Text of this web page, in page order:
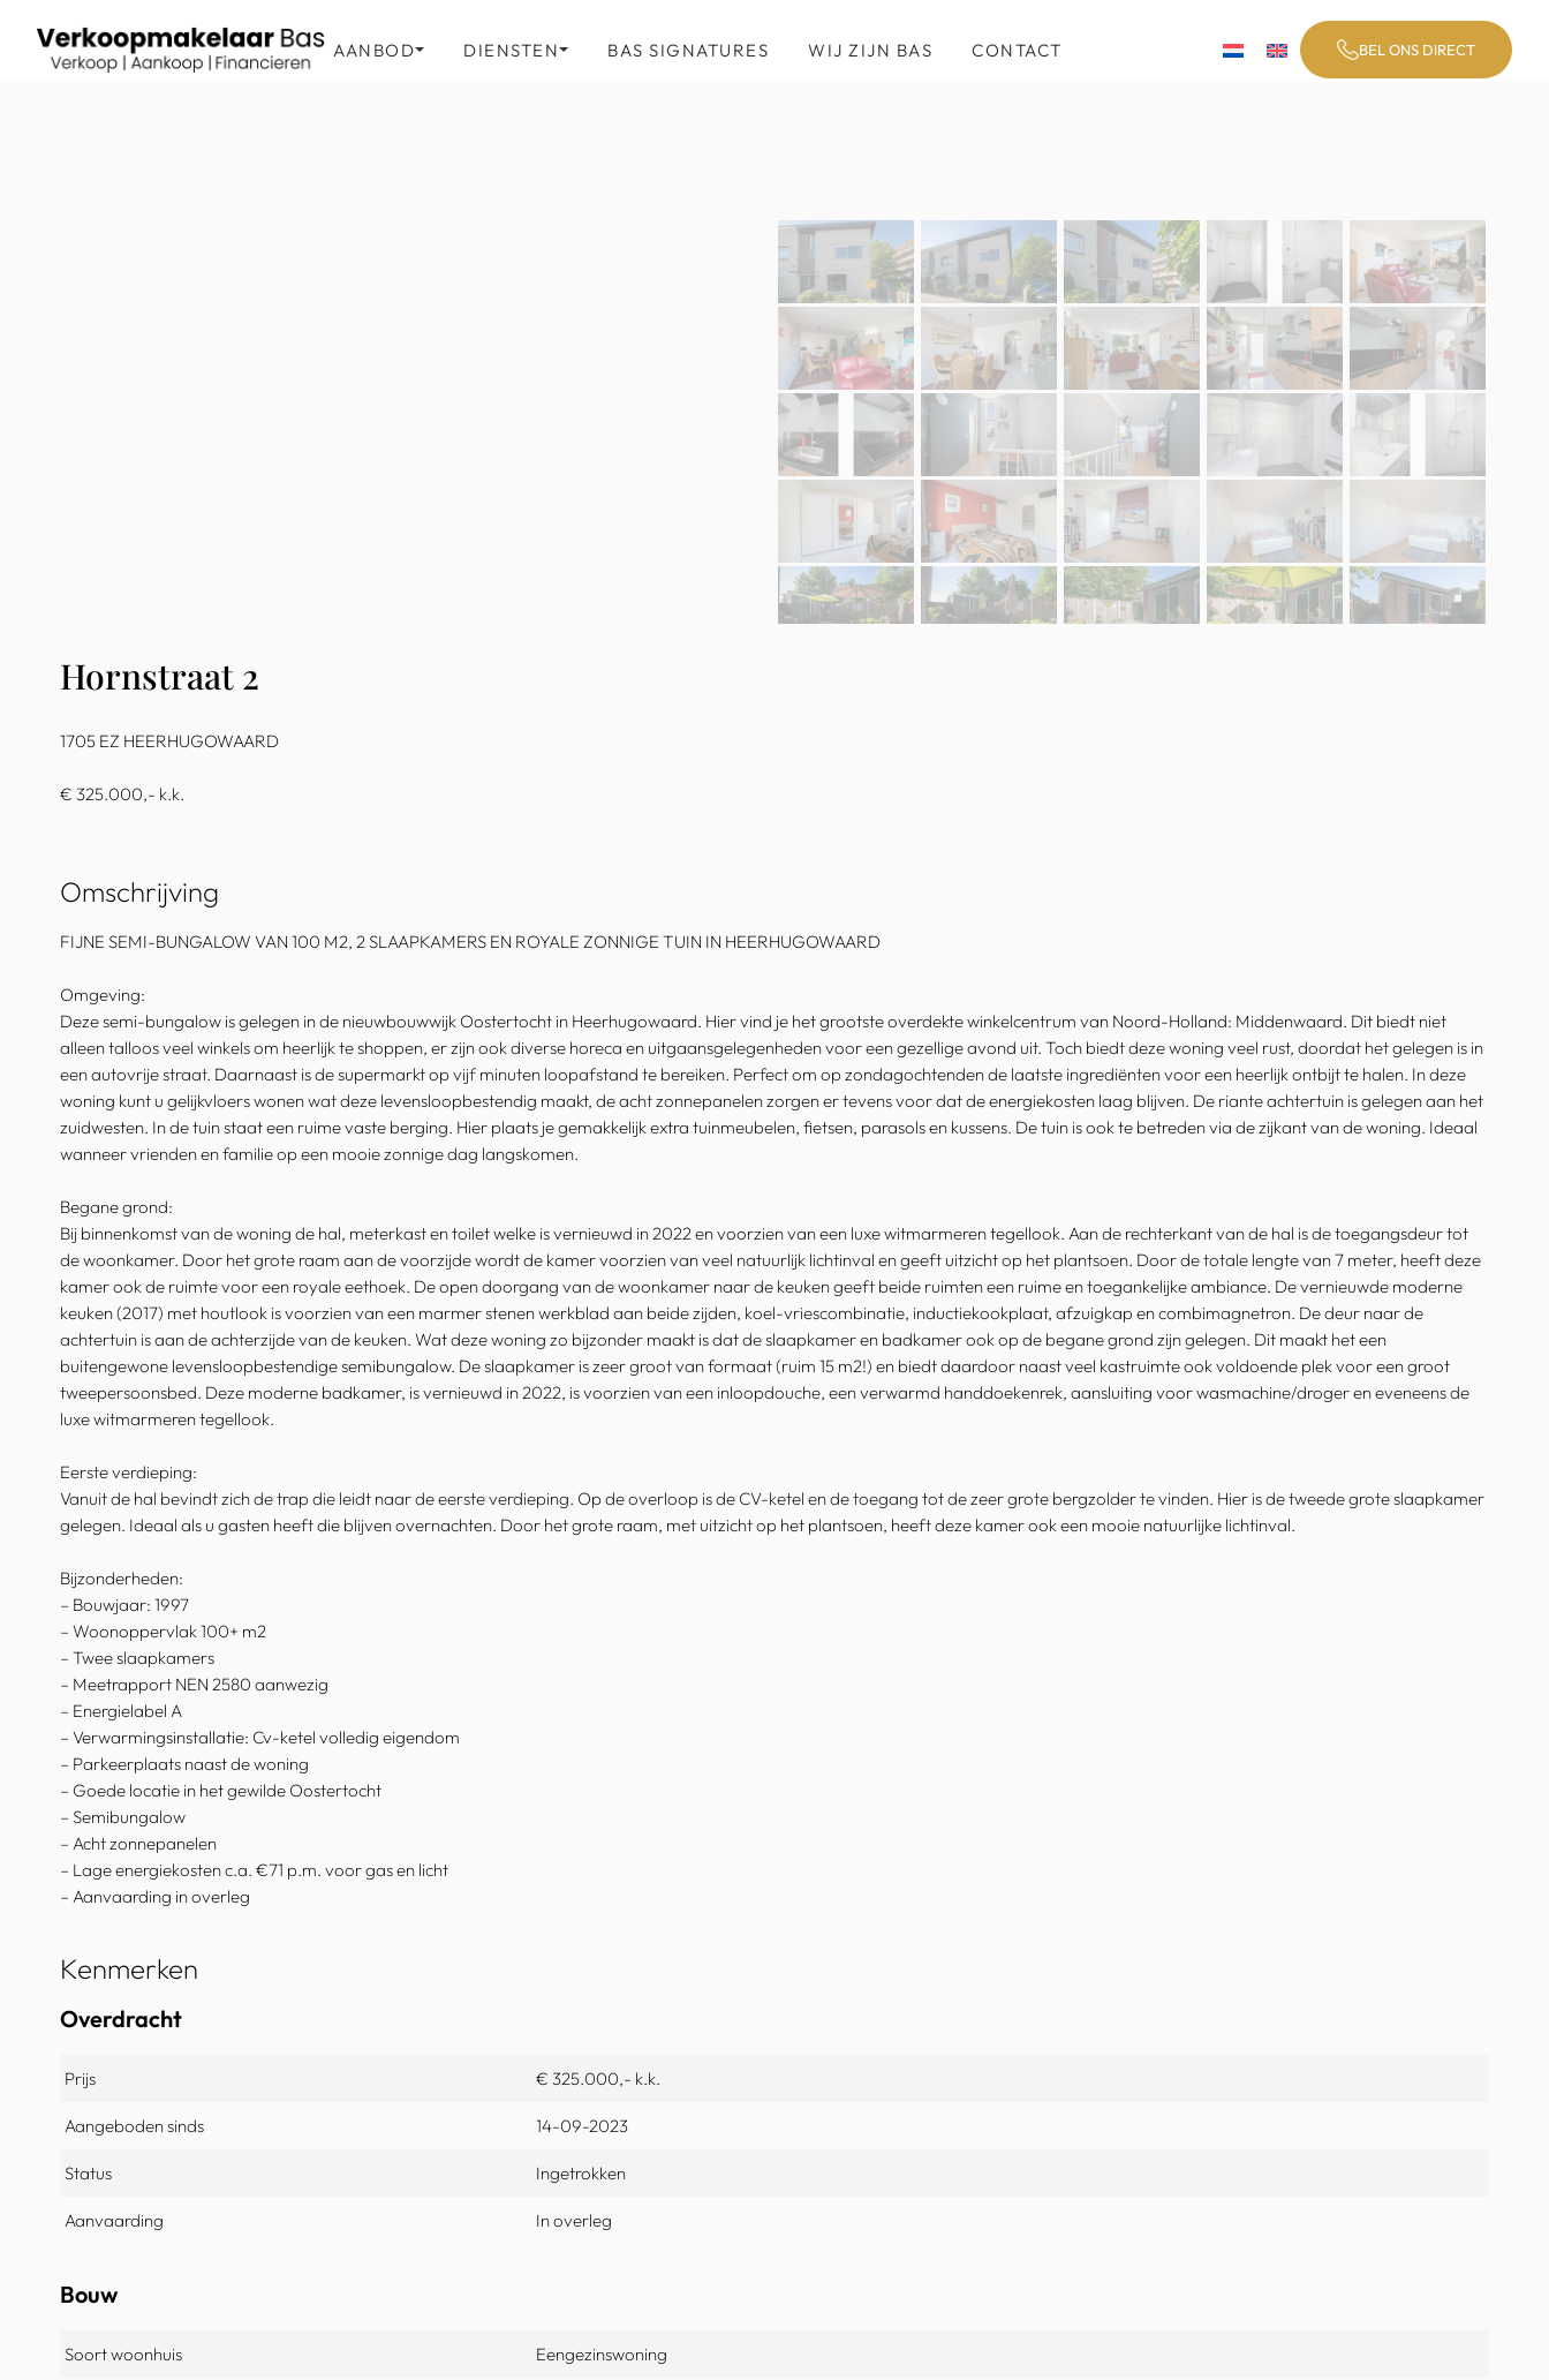
AANBOD DIENSTEN BAS SIGNATURES WIJ ZIJN BAS CONTACT BEL ONS DIRECT
Hornstraat 2
1705 EZ HEERHUGOWAARD
€ 325.000,- k.k.
Omschrijving
FIJNE SEMI-BUNGALOW VAN 100 M2, 2 SLAAPKAMERS EN ROYALE ZONNIGE TUIN IN HEERHUGOWAARD
Omgeving:
Deze semi-bungalow is gelegen in de nieuwbouwwijk Oostertocht in Heerhugowaard. Hier vind je het grootste overdekte winkelcentrum van Noord-Holland: Middenwaard. Dit biedt niet
alleen talloos veel winkels om heerlijk te shoppen, er zijn ook diverse horeca en uitgaansgelegenheden voor een gezellige avond uit. Toch biedt deze woning veel rust, doordat het gelegen is in
een autovrije straat. Daarnaast is de supermarkt op vijf minuten loopafstand te bereiken. Perfect om op zondagochtenden de laatste ingrediënten voor een heerlijk ontbijt te halen. In deze
woning kunt u gelijkvloers wonen wat deze levensloopbestendig maakt, de acht zonnepanelen zorgen er tevens voor dat de energiekosten laag blijven. De riante achtertuin is gelegen aan het
zuidwesten. In de tuin staat een ruime vaste berging. Hier plaats je gemakkelijk extra tuinmeubelen, fietsen, parasols en kussens. De tuin is ook te betreden via de zijkant van de woning. Ideaal
wanneer vrienden en familie op een mooie zonnige dag langskomen.
Begane grond:
Bij binnenkomst van de woning de hal, meterkast en toilet welke is vernieuwd in 2022 en voorzien van een luxe witmarmeren tegellook. Aan de rechterkant van de hal is de toegangsdeur tot
de woonkamer. Door het grote raam aan de voorzijde wordt de kamer voorzien van veel natuurlijk lichtinval en geeft uitzicht op het plantsoen. Door de totale lengte van 7 meter, heeft deze
kamer ook de ruimte voor een royale eethoek. De open doorgang van de woonkamer naar de keuken geeft beide ruimten een ruime en toegankelijke ambiance. De vernieuwde moderne
keuken (2017) met houtlook is voorzien van een marmer stenen werkblad aan beide zijden, koel-vriescombinatie, inductiekookplaat, afzuigkap en combimagnetron. De deur naar de
achtertuin is aan de achterzijde van de keuken. Wat deze woning zo bijzonder maakt is dat de slaapkamer en badkamer ook op de begane grond zijn gelegen. Dit maakt het een
buitengewone levensloopbestendige semibungalow. De slaapkamer is zeer groot van formaat (ruim 15 m2!) en biedt daardoor naast veel kastruimte ook voldoende plek voor een groot
tweepersoonsbed. Deze moderne badkamer, is vernieuwd in 2022, is voorzien van een inloopdouche, een verwarmd handdoekenrek, aansluiting voor wasmachine/droger en eveneens de
luxe witmarmeren tegellook.
Eerste verdieping:
Vanuit de hal bevindt zich de trap die leidt naar de eerste verdieping. Op de overloop is de CV-ketel en de toegang tot de zeer grote bergzolder te vinden. Hier is de tweede grote slaapkamer
gelegen. Ideaal als u gasten heeft die blijven overnachten. Door het grote raam, met uitzicht op het plantsoen, heeft deze kamer ook een mooie natuurlijke lichtinval.
Bijzonderheden:
– Bouwjaar: 1997
– Woonoppervlak 100+ m2
– Twee slaapkamers
– Meetrapport NEN 2580 aanwezig
– Energielabel A
– Verwarmingsinstallatie: Cv-ketel volledig eigendom
– Parkeerplaats naast de woning
– Goede locatie in het gewilde Oostertocht
– Semibungalow
– Acht zonnepanelen
– Lage energiekosten c.a. €71 p.m. voor gas en licht
– Aanvaarding in overleg
Kenmerken
Overdracht
Prijs € 325.000,- k.k.
Aangeboden sinds 14-09-2023
Status Ingetrokken
Aanvaarding In overleg
Bouw
Soort woonhuis Eengezinswoning